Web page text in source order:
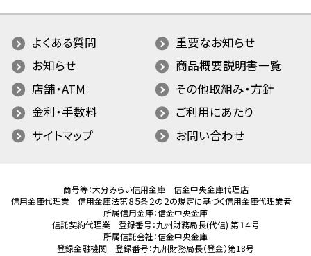
よくある質問
重要なお知らせ
お知らせ
商品概要説明書一覧
店舗・ATM
その他取組み・方針
金利・手数料
ご利用にあたり
サイトマップ
お問い合わせ
商号等：大分みらい信用金庫 信金中央金庫代理店
信用金庫代理業 信用金庫法第８５条２の２の規定に基づく信用金庫代理業者
所属信用金庫：信金中央金庫
信託契約代理業 登録番号：九州財務局長(代信) 第１４号
所属信託会社：信金中央金庫
登録金融機関 登録番号：九州財務局長（登金）第18号